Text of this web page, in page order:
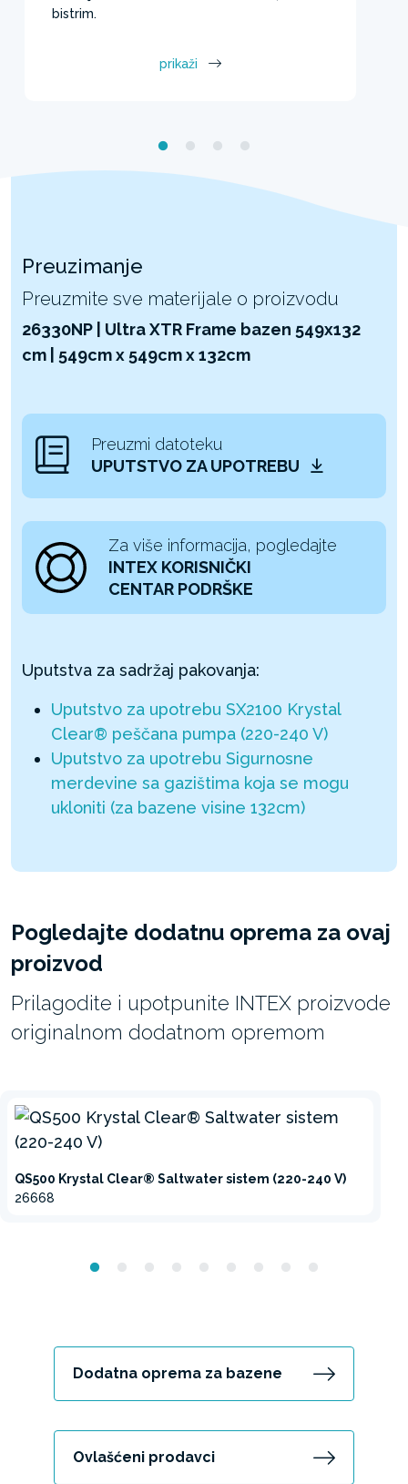
bistrim.
prikaži
Preuzimanje
Preuzmite sve materijale o proizvodu
26330NP | Ultra XTR Frame bazen 549x132
cm | 549cm x 549cm x 132cm
Preuzmi datoteku
UPUTSTVO ZA UPOTREBU
Za više informacija, pogledajte
INTEX KORISNIČKI
CENTAR PODRŠKE
Uputstva za sadržaj pakovanja:
Uputstvo za upotrebu SX2100 Krystal
Clear® peščana pumpa (220-240 V)
Uputstvo za upotrebu Sigurnosne
merdevine sa gazištima koja se mogu
ukloniti (za bazene visine 132cm)
Pogledajte dodatnu oprema za ovaj
proizvod
Prilagodite i upotpunite INTEX proizvode
originalnom dodatnom opremom
QS500 Krystal Clear® Saltwater sistem (220-240 V)
26668
Dodatna oprema za bazene
Ovlašćeni prodavci